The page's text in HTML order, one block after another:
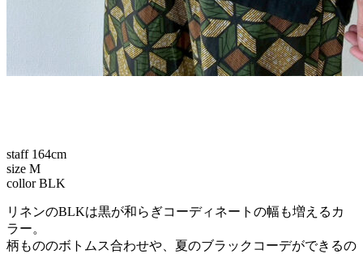
staff 164cm
size M
collor BLK
リネンのBLKは黒が和らぎコーディネートの幅も増えるカ
ラー。
柄もののボトムス合わせや、夏のブラックコーデができるの